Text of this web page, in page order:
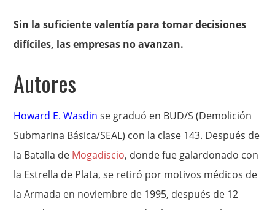
Sin la suficiente valentía para tomar decisiones
difíciles, las empresas no avanzan.
Autores
Howard E. Wasdin se graduó en BUD/S (Demolición
Submarina Básica/SEAL) con la clase 143. Después de
la Batalla de Mogadiscio, donde fue galardonado con
la Estrella de Plata, se retiró por motivos médicos de
la Armada en noviembre de 1995, después de 12